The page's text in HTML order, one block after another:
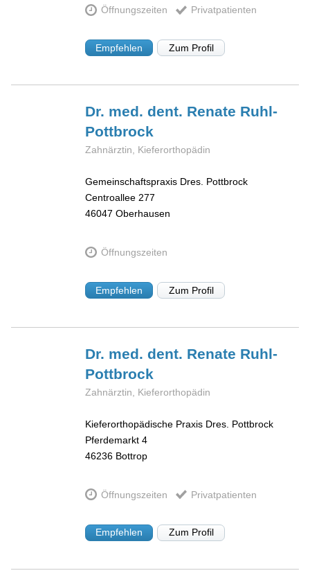
Öffnungszeiten Privatpatienten
Empfehlen Zum Profil
Dr. med. dent. Renate Ruhl-
Pottbrock
Zahnärztin, Kieferorthopädin
Gemeinschaftspraxis Dres. Pottbrock
Centroallee 277
46047 Oberhausen
Öffnungszeiten
Empfehlen Zum Profil
Dr. med. dent. Renate Ruhl-
Pottbrock
Zahnärztin, Kieferorthopädin
Kieferorthopädische Praxis Dres. Pottbrock
Pferdemarkt 4
46236 Bottrop
Öffnungszeiten Privatpatienten
Empfehlen Zum Profil